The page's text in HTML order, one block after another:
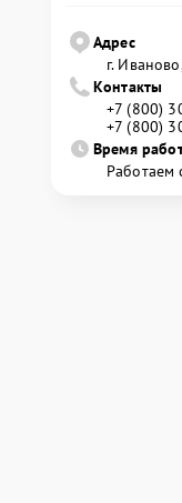
Адрес
г.
Контакты
+7 (800)
+7 (800)
Время
Работаем